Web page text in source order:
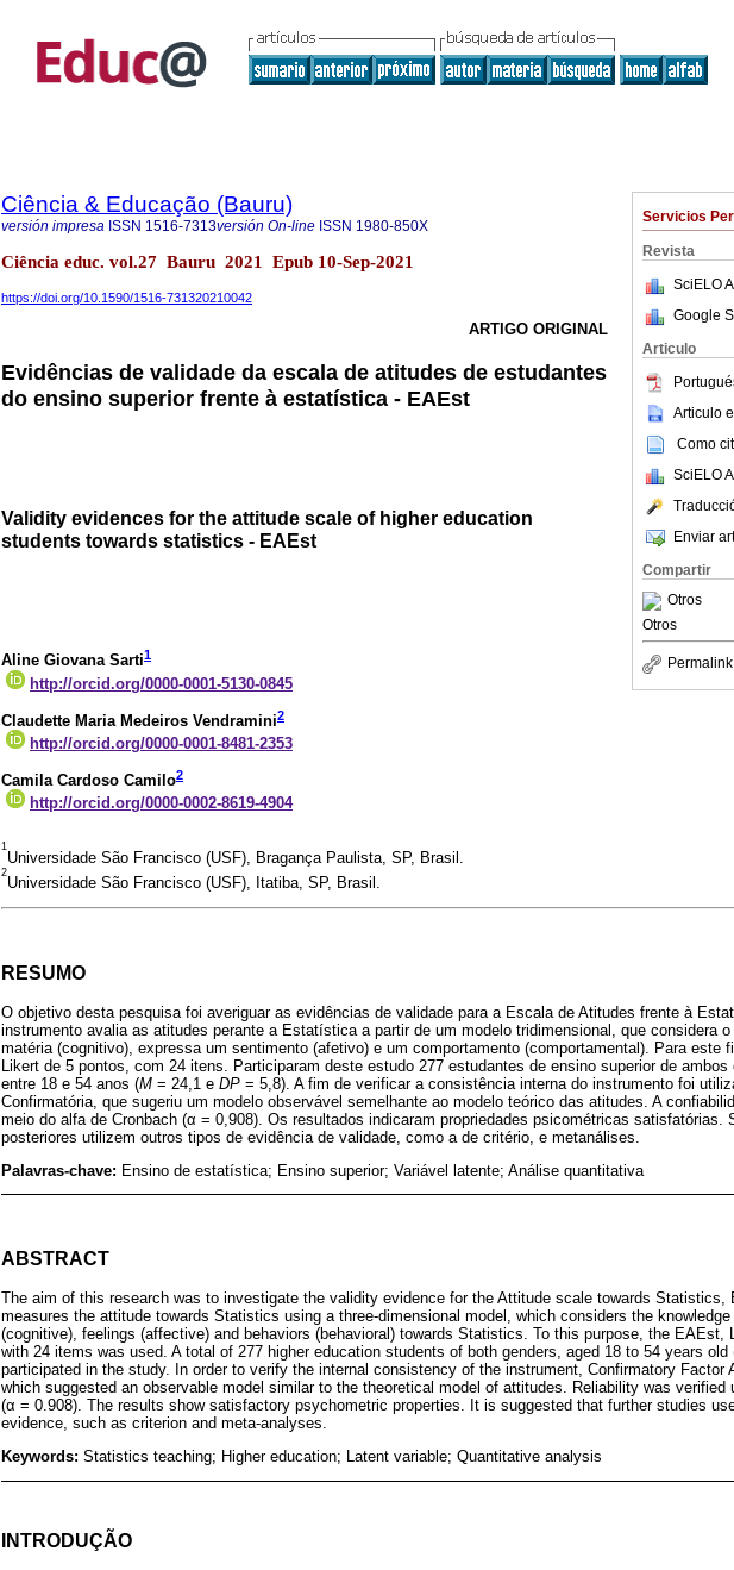
Servicios
Revista
SciELO
Google
Articulo
Articulo
Como
SciELO
Enviar
Compartir
Otros
Otros
Permalink
Ciência & Educação (Bauru)
versión impresa ISSN 1516-7313versión On-line ISSN 1980-850X
Ciência educ. vol.27 Bauru 2021 Epub 10-Sep-2021
https://doi.org/10.1590/1516-731320210042
ARTIGO ORIGINAL
Evidências de validade da escala de atitudes de estudantes
do ensino superior frente à estatística - EAEst
Validity evidences for the attitude scale of higher education
students towards statistics - EAEst
Aline Giovana Sarti1
http://orcid.org/0000-0001-5130-0845
Claudette Maria Medeiros Vendramini2
http://orcid.org/0000-0001-8481-2353
Camila Cardoso Camilo2
http://orcid.org/0000-0002-8619-4904
1
Universidade São Francisco (USF), Bragança Paulista, SP, Brasil.
2
Universidade São Francisco (USF), Itatiba, SP, Brasil.
RESUMO
O objetivo desta pesquisa foi averiguar as evidências de validade para a Escala de Atitudes frente à
instrumento avalia as atitudes perante a Estatística a partir de um modelo tridimensional, que considera
matéria (cognitivo), expressa um sentimento (afetivo) e um comportamento (comportamental). Para este
Likert de 5 pontos, com 24 itens. Participaram deste estudo 277 estudantes de ensino superior de
entre 18 e 54 anos (M = 24,1 e DP = 5,8). A fim de verificar a consistência interna do instrumento foi
Confirmatória, que sugeriu um modelo observável semelhante ao modelo teórico das atitudes. A
meio do alfa de Cronbach (α = 0,908). Os resultados indicaram propriedades psicométricas satisfatórias.
posteriores utilizem outros tipos de evidência de validade, como a de critério, e metanálises.
Palavras-chave: Ensino de estatística; Ensino superior; Variável latente; Análise quantitativa
ABSTRACT
The aim of this research was to investigate the validity evidence for the Attitude scale towards Statistics,
measures the attitude towards Statistics using a three-dimensional model, which considers the
(cognitive), feelings (affective) and behaviors (behavioral) towards Statistics. To this purpose, the EAEst,
with 24 items was used. A total of 277 higher education students of both genders, aged 18 to 54 years
participated in the study. In order to verify the internal consistency of the instrument, Confirmatory Factor
which suggested an observable model similar to the theoretical model of attitudes. Reliability was verified
(α = 0.908). The results show satisfactory psychometric properties. It is suggested that further studies
evidence, such as criterion and meta-analyses.
Keywords: Statistics teaching; Higher education; Latent variable; Quantitative analysis
INTRODUÇÃO